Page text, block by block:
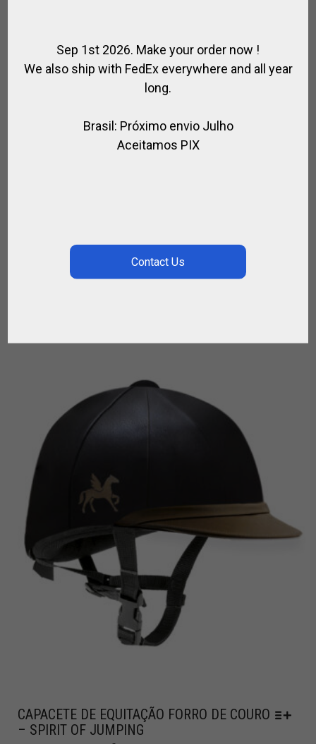
CAPACETE DE EQUITAÇÃO FORRO DE COURO
– SPIRIT OF JUMPING
Sep 1st 2026. Make your order now !
We also ship with FedEx everywhere and all year
long.
Brasil: Próximo envio Julho
Aceitamos PIX